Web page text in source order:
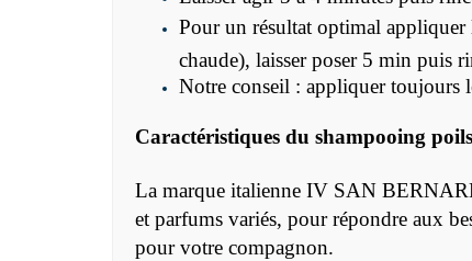
Pour un résultat optimal appliquer
chaude), laisser poser 5 min puis
Notre conseil : appliquer toujours
Caractéristiques du shampooing
La marque italienne IV SAN
et parfums variés, pour répondre aux
pour votre compagnon.